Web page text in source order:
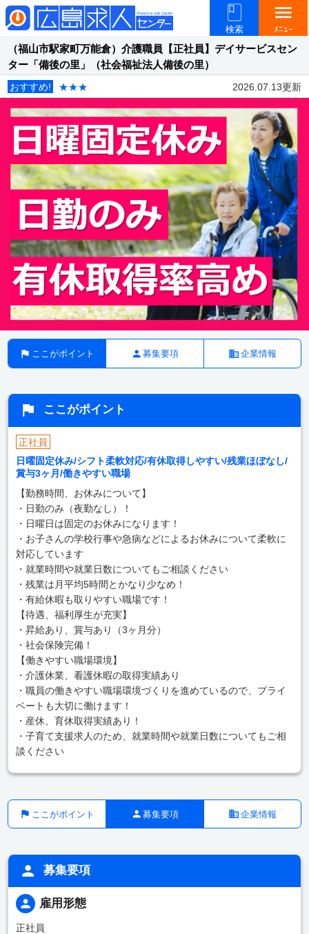
検索
menu
ﾒﾆｭｰ
（福山市駅家町万能倉）介護職員【正社員】デイサービスセン
ター「備後の里」（社会福祉法人備後の里）
おすすめ! ★★★ 2026.07.13更新
ここがポイント 募集要項 企業情報
ここがポイント
正社員
日曜固定休み/シフト柔軟対応/有休取得しやすい/残業ほぼなし/
賞与3ヶ月/働きやすい職場
【勤務時間、お休みについて】
・日勤のみ（夜勤なし）！
・日曜日は固定のお休みになります！
・お子さんの学校行事や急病などによるお休みについて柔軟に
対応しています
・就業時間や就業日数についてもご相談ください
・残業は月平均5時間とかなり少なめ！
・有給休暇も取りやすい職場です！
【待遇、福利厚生が充実】
・昇給あり、賞与あり（3ヶ月分）
・社会保険完備！
【働きやすい職場環境】
・介護休業、看護休暇の取得実績あり
・職員の働きやすい職場環境づくりを進めているので、プライ
ベートも大切に働けます！
・産休、育休取得実績あり！
・子育て支援求人のため、就業時間や就業日数についてもご相
談ください
ここがポイント 募集要項 企業情報
募集要項
雇用形態
正社員